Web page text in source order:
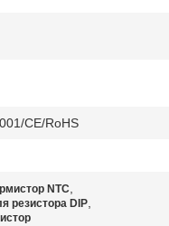
CE/RoHS
NTC,
резистора DIP,